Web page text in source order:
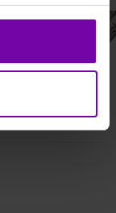
CO2
tot 1%